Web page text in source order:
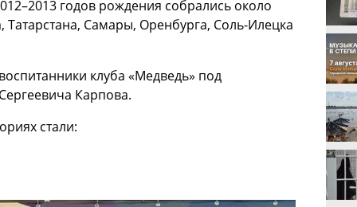
годов рождения собрались около
Татарстана, Самары, Оренбурга, Соль-Илецка
клуба «Медведь» под
Карпова.
стали: